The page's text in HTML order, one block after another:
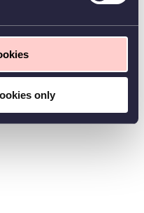
only